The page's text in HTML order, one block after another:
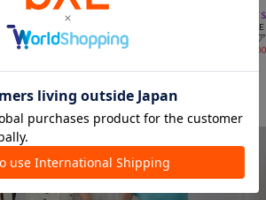
手洗い可 
OLIVE des OLIVE
アメスリボレロセットミニワンピ
4,500
¥3,000
TIME
WHO galleryからのおすすめ